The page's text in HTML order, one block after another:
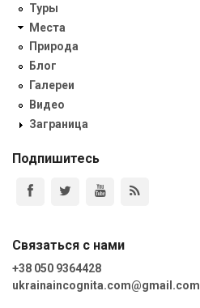
Туры
Места
Природа
Блог
Галереи
Видео
Заграница
Подпишитесь
Связаться с нами
+38 050 9364428
ukrainaincognita.com@gmail.com